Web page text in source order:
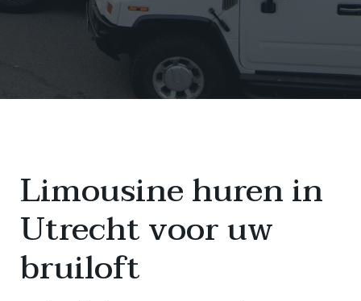
Limousine huren in
Utrecht voor uw
bruiloft